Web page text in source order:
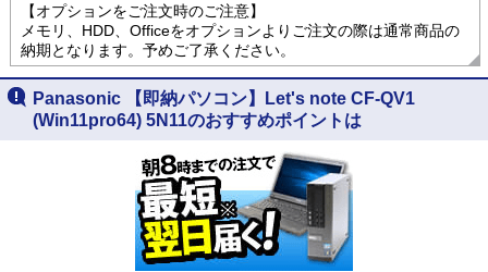
【オプションをご注文時のご注意】
メモリ、HDD、Officeをオプションよりご注文の際は通常商品の
納期となります。予めご了承ください。
Panasonic 【即納パソコン】Let's note CF-QV1
(Win11pro64) 5N11のおすすめポイントは